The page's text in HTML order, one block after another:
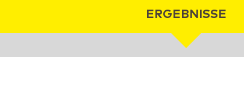
ERGEBNISSE